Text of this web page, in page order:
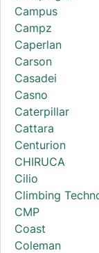
Campus
Campz
Caperlan
Carson
Casadei
Casno
Caterpillar
Cattara
Centurion
CHIRUCA
Cilio
Climbing
CMP
Coast
Coleman